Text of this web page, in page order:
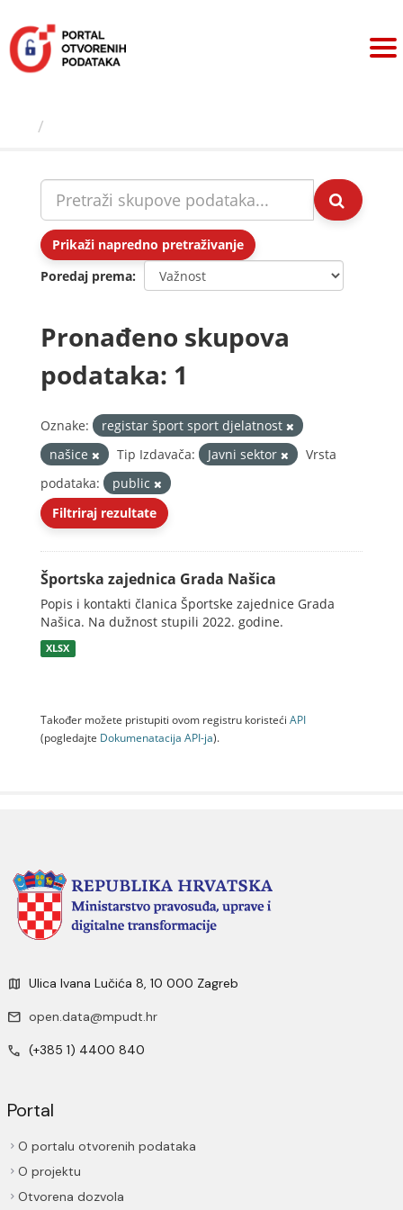
sadržaj
Prikaži napredno pretraživanje
Poredaj prema
Pronađeno skupova
podataka: 1
Oznake:
registar šport sport djelatnost
našice
Tip Izdavača: Javni sektor
Vrsta
podataka:
public
Filtriraj rezultate
Športska zajednica Grada Našica
Popis i kontakti članica Športske zajednice Grada
Našica. Na dužnost stupili 2022. godine.
XLSX
Također možete pristupiti ovom registru koristeći API
(pogledajte Dokumenаtаcijа API-jа).